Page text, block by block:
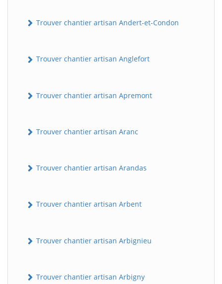
Trouver chantier artisan Andert-et-Condon
Trouver chantier artisan Anglefort
Trouver chantier artisan Apremont
Trouver chantier artisan Aranc
Trouver chantier artisan Arandas
Trouver chantier artisan Arbent
Trouver chantier artisan Arbignieu
Trouver chantier artisan Arbigny